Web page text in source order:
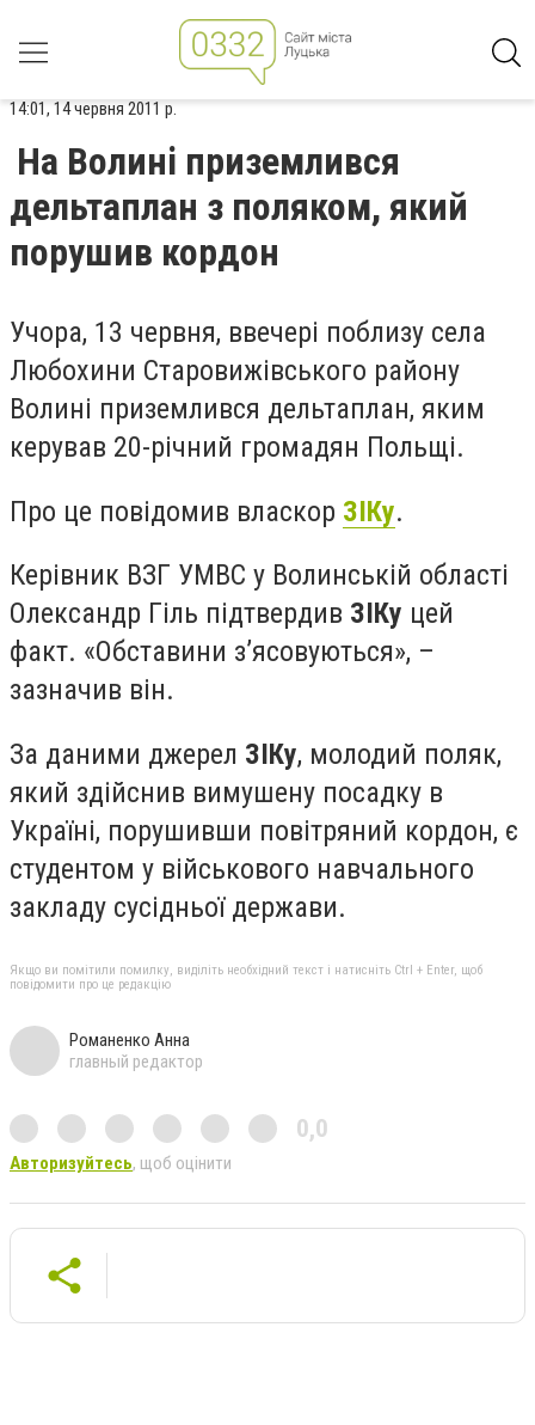
14:01, 14 червня 2011 р.
На Волині приземлився
дельтаплан з поляком, який
порушив кордон
Учора, 13 червня, ввечері поблизу села
Любохини Старовижівського району
Волині приземлився дельтаплан, яким
керував 20-річний громадян Польщі.
Про це повідомив власкор ЗІКу.
Керівник ВЗГ УМВС у Волинській області
Олександр Гіль підтвердив ЗІКу цей
факт. «Обставини з’ясовуються», –
зазначив він.
За даними джерел ЗІКу, молодий поляк,
який здійснив вимушену посадку в
Україні, порушивши повітряний кордон, є
студентом у військового навчального
закладу сусідньої держави.
Якщо ви помітили помилку, виділіть необхідний текст і натисніть Ctrl + Enter, щоб
повідомити про це редакцію
Романенко Анна
главный редактор
0,0
Авторизуйтесь, щоб оцінити